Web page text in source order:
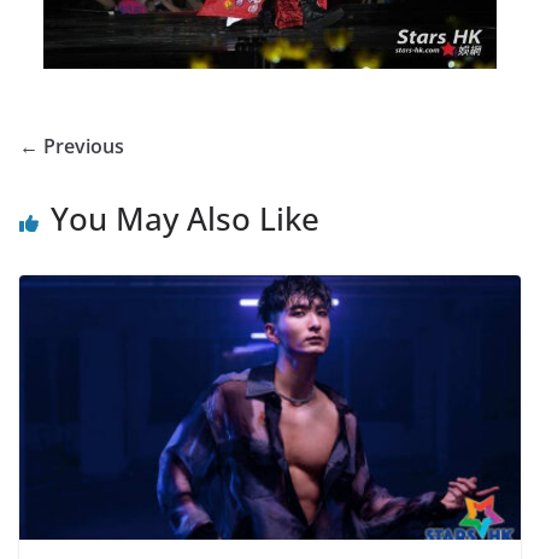
← Previous
You May Also Like